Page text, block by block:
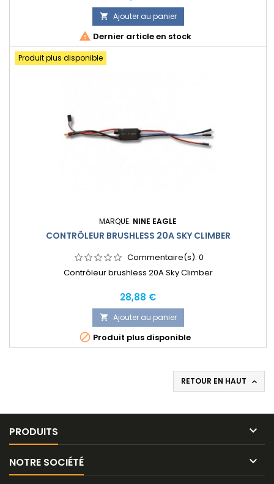
 Ajouter au panier
 Dernier article en stock
Produit plus disponible
MARQUE: NINE EAGLE
CONTRÔLEUR BRUSHLESS 20A SKY CLIMBER
Commentaire(s): 0
Contrôleur brushless 20A Sky Climber
Prix
28,88 €
 Ajouter au panier
 Produit plus disponible
RETOUR EN HAUT 
PRODUITS 
NOTRE SOCIÉTÉ 